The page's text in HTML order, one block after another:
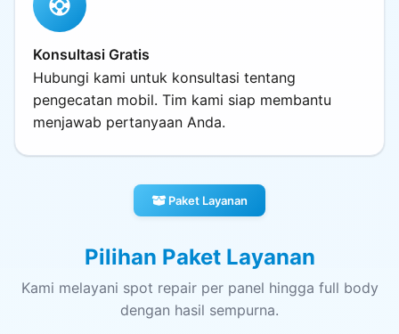
support
Konsultasi Gratis
Hubungi kami untuk konsultasi tentang
pengecatan mobil. Tim kami siap membantu
menjawab pertanyaan Anda.
Paket Layanan
Pilihan Paket Layanan
Kami melayani spot repair per panel hingga full body
dengan hasil sempurna.